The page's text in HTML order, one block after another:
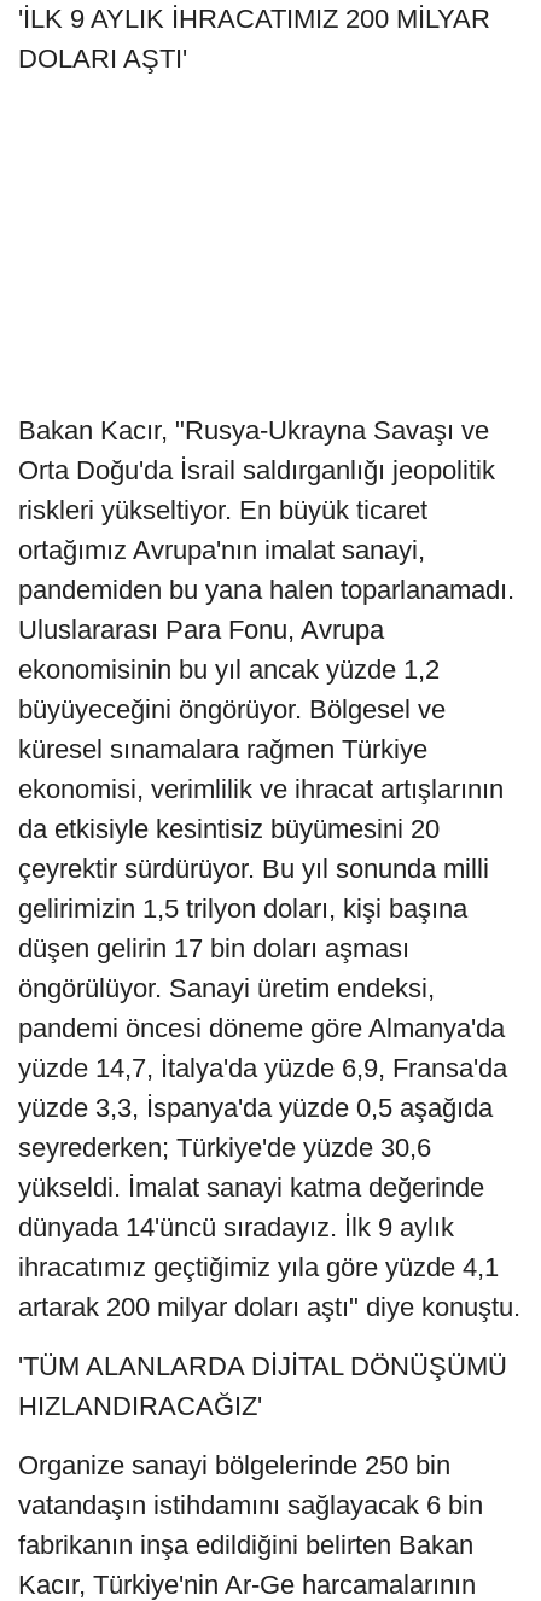
'İLK 9 AYLIK İHRACATIMIZ 200 MİLYAR
DOLARI AŞTI'
Bakan Kacır, "Rusya-Ukrayna Savaşı ve
Orta Doğu'da İsrail saldırganlığı jeopolitik
riskleri yükseltiyor. En büyük ticaret
ortağımız Avrupa'nın imalat sanayi,
pandemiden bu yana halen toparlanamadı.
Uluslararası Para Fonu, Avrupa
ekonomisinin bu yıl ancak yüzde 1,2
büyüyeceğini öngörüyor. Bölgesel ve
küresel sınamalara rağmen Türkiye
ekonomisi, verimlilik ve ihracat artışlarının
da etkisiyle kesintisiz büyümesini 20
çeyrektir sürdürüyor. Bu yıl sonunda milli
gelirimizin 1,5 trilyon doları, kişi başına
düşen gelirin 17 bin doları aşması
öngörülüyor. Sanayi üretim endeksi,
pandemi öncesi döneme göre Almanya'da
yüzde 14,7, İtalya'da yüzde 6,9, Fransa'da
yüzde 3,3, İspanya'da yüzde 0,5 aşağıda
seyrederken; Türkiye'de yüzde 30,6
yükseldi. İmalat sanayi katma değerinde
dünyada 14'üncü sıradayız. İlk 9 aylık
ihracatımız geçtiğimiz yıla göre yüzde 4,1
artarak 200 milyar doları aştı" diye konuştu.
'TÜM ALANLARDA DİJİTAL DÖNÜŞÜMÜ
HIZLANDIRACAĞIZ'
Organize sanayi bölgelerinde 250 bin
vatandaşın istihdamını sağlayacak 6 bin
fabrikanın inşa edildiğini belirten Bakan
Kacır, Türkiye'nin Ar-Ge harcamalarının